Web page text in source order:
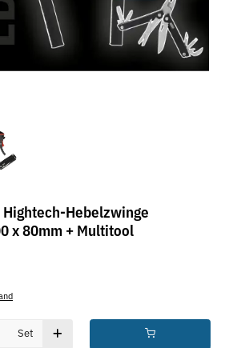
Hebelzwinge
x 80mm + Multitool
Set